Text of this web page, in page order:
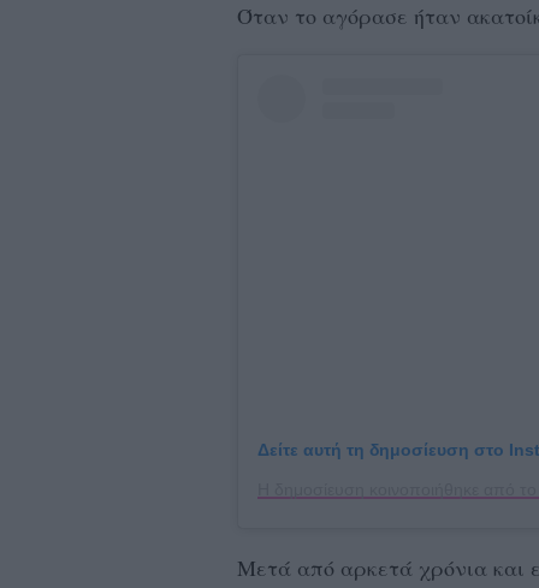
Όταν το αγόρασε ήταν
Δείτε αυτή τη δημοσίευση στο
Μετά από αρκετά χρόνια και